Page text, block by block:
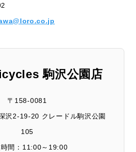
駒沢公園店
〒158-0081
沢2-19-20 クレードル駒沢公園
105
間：11:00～19:00